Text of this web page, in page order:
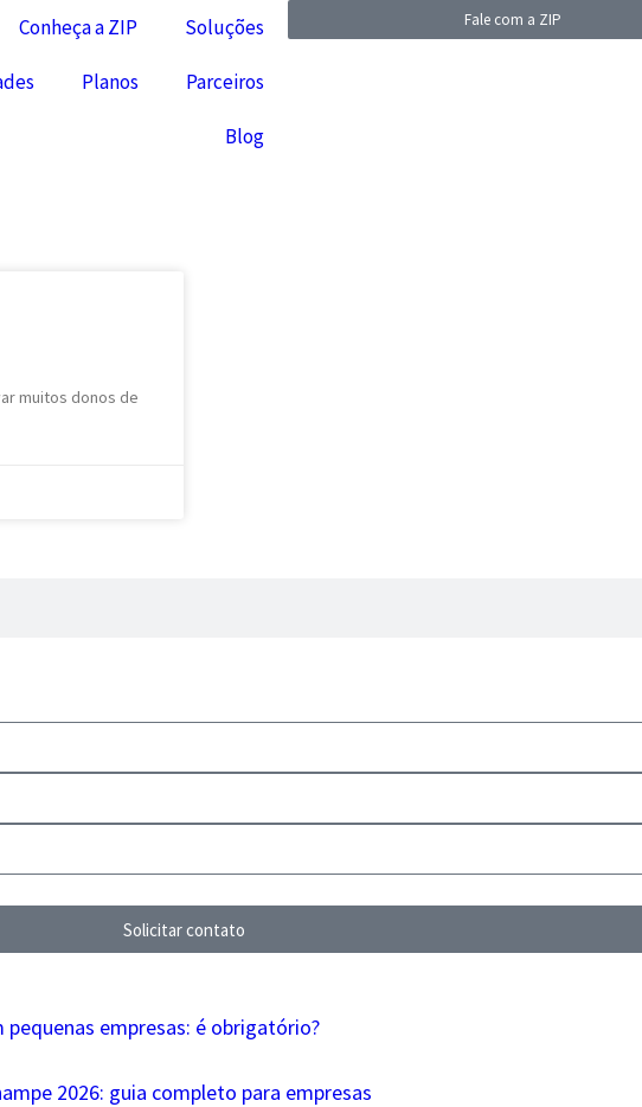
Conheça a ZIP Soluções
Planos Parceiros
Blog
Fale com a ZIP
muitos donos de
Solicitar contato
empresas: é obrigatório?
2026: guia completo para empresas